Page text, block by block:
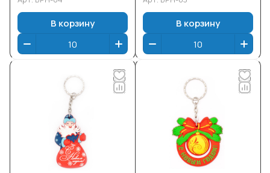
В корзину В корзину